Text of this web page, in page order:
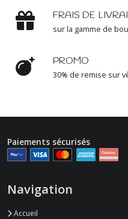
FRAIS DE
sur la gamme de
PROMO
30% de remise sur
Paiements sécurisés
Navigation
Accueil